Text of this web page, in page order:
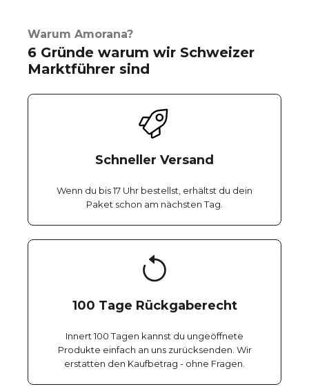
Warum Amorana?
6 Gründe warum wir Schweizer
Marktführer sind
Schneller Versand
Wenn du bis 17 Uhr bestellst, erhältst du dein
Paket schon am nächsten Tag.
100 Tage Rückgaberecht
Innert 100 Tagen kannst du ungeöffnete
Produkte einfach an uns zurücksenden. Wir
erstatten den Kaufbetrag - ohne Fragen.